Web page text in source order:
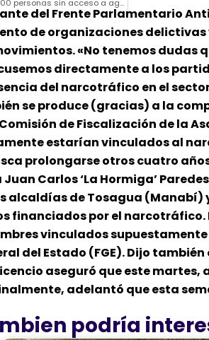
Desbordamiento de estero en Tena, provincia de Napo, deja a 500 personas sin acceso a agua
del Frente Parlamentario
de organizaciones delictivas
«No tenemos
directamente a los
del narcotráfico en el
se produce (gracias) a la
de Fiscalización de la
estarían vinculados al
prolongarse otros cuatro
Carlos ‘La Hormiga’
de Tosagua (Manabí)
financiados por el
vinculados
del Estado (FGE). Dijo
aseguró que este
adelantó que esta
podría